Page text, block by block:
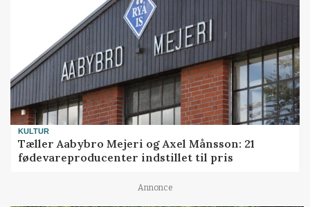
KULTUR
Tæller Aabybro Mejeri og Axel Månsson: 21
fødevareproducenter indstillet til pris
Annonce